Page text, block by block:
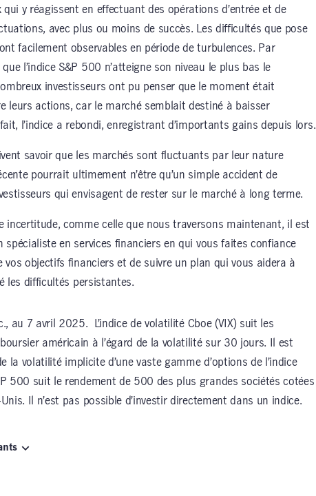
qui y réagissent en effectuant des opérations d’entrée et de
avec plus ou moins de succès. Les difficultés que pose
facilement observables en période de turbulences. Par
l’indice S&P 500 n’atteigne son niveau le plus bas le
investisseurs ont pu penser que le moment était
leurs actions, car le marché semblait destiné à baisser
l’indice a rebondi, enregistrant d’importants gains depuis lors.
savoir que les marchés sont fluctuants par leur nature
pourrait ultimement n’être qu’un simple accident de
qui envisagent de rester sur le marché à long terme.
incertitude, comme celle que nous traversons maintenant, il est
spécialiste en services financiers en qui vous faites confiance
vos objectifs financiers et de suivre un plan qui vous aidera à
les difficultés persistantes.
au 7 avril 2025. L’indice de volatilité Cboe (VIX) suit les
américain à l’égard de la volatilité sur 30 jours. Il est
la volatilité implicite d’une vaste gamme d’options de l’indice
500 suit le rendement de 500 des plus grandes sociétés cotées
Il n’est pas possible d’investir directement dans un indice.